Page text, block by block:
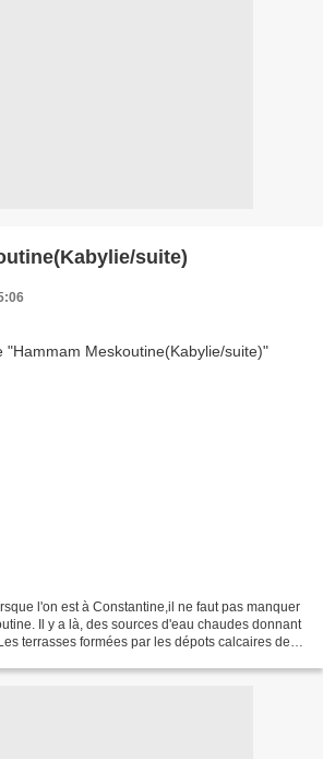
suite)
l'on est à Constantine,il ne faut pas manquer
Il y a là, des sources d'eau chaudes donnant
terrasses formées par les dépots calcaires des